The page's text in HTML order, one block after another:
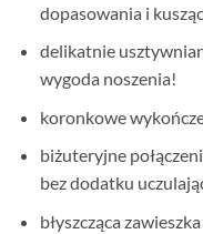
dopasowania i
delikatnie
wygoda noszenia!
koronkowe
biżuteryjne
bez dodatku
błyszcząca